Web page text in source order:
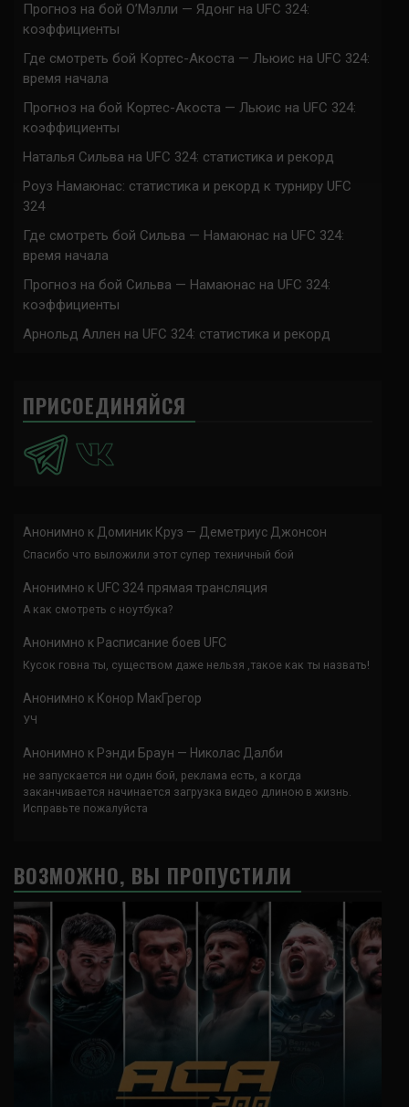
Прогноз на бой О’Мэлли — Ядонг на UFC 324:
коэффициенты
Где смотреть бой Кортес-Акоста — Льюис на UFC 324:
время начала
Прогноз на бой Кортес-Акоста — Льюис на UFC 324:
коэффициенты
Наталья Сильва на UFC 324: статистика и рекорд
Роуз Намаюнас: статистика и рекорд к турниру UFC
324
Где смотреть бой Сильва — Намаюнас на UFC 324:
время начала
Прогноз на бой Сильва — Намаюнас на UFC 324:
коэффициенты
Арнольд Аллен на UFC 324: статистика и рекорд
ПРИСОЕДИНЯЙСЯ
Анонимно к Доминик Круз — Деметриус Джонсон
Спасибо что выложили этот супер техничный бой
Анонимно к UFC 324 прямая трансляция
А как смотреть с ноутбука?
Анонимно к Расписание боев UFC
Кусок говна ты, существом даже нельзя ,такое как ты назвать!
Анонимно к Конор МакГрегор
УЧ
Анонимно к Рэнди Браун — Николас Далби
не запускается ни один бой, реклама есть, а когда
заканчивается начинается загрузка видео длиною в жизнь.
Исправьте пожалуйста
ВОЗМОЖНО, ВЫ ПРОПУСТИЛИ